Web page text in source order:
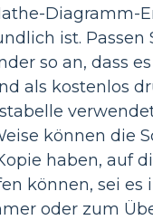
Diagramm-
ist. Passen
so an, dass
als kostenlos
können die
haben, auf
können, sei es
oder zum